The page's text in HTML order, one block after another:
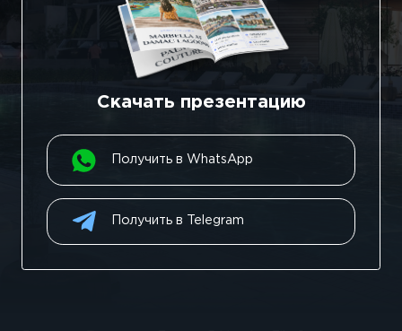
Скачать презентацию
Получить в WhatsApp
Получить в Telegram